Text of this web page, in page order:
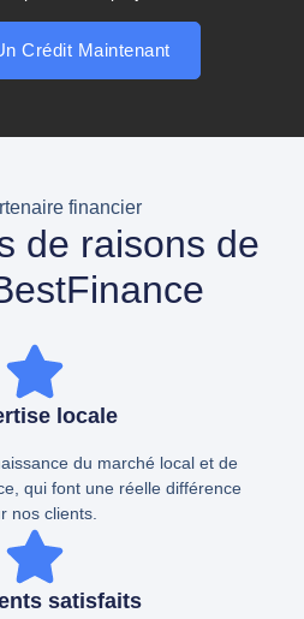
Crédit Maintenant
financier
de raisons de
locale
du marché local et de
qui font une réelle différence
nos clients.
satisfaits